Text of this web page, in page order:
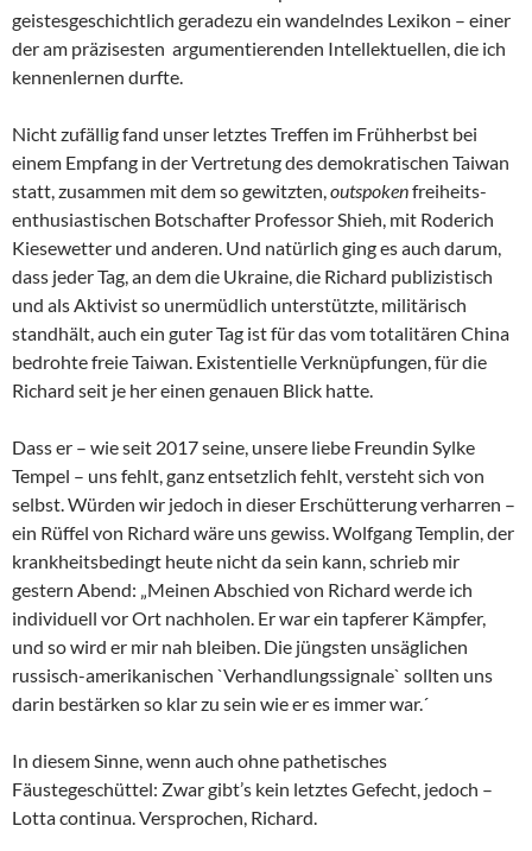
geistesgeschichtlich geradezu ein wandelndes Lexikon – einer
der am präzisesten argumentierenden Intellektuellen, die ich
kennenlernen durfte.
Nicht zufällig fand unser letztes Treffen im Frühherbst bei
einem Empfang in der Vertretung des demokratischen Taiwan
statt, zusammen mit dem so gewitzten,outspokenfreiheits-
enthusiastischen Botschafter Professor Shieh, mit Roderich
Kiesewetter und anderen. Und natürlich ging es auch darum,
dass jeder Tag, an dem die Ukraine, die Richard publizistisch
und als Aktivist so unermüdlich unterstützte, militärisch
standhält, auch ein guter Tag ist für das vom totalitären China
bedrohte freie Taiwan. Existentielle Verknüpfungen, für die
Richard seit je her einen genauen Blick hatte.
Dass er – wie seit 2017 seine, unsere liebe Freundin Sylke
Tempel – uns fehlt, ganz entsetzlich fehlt, versteht sich von
selbst. Würden wir jedoch in dieser Erschütterung verharren –
ein Rüffel von Richard wäre uns gewiss. Wolfgang Templin, der
krankheitsbedingt heute nicht da sein kann, schrieb mir
gestern Abend: „Meinen Abschied von Richard werde ich
individuell vor Ort nachholen. Er war ein tapferer Kämpfer,
und so wird er mir nah bleiben. Die jüngsten unsäglichen
russisch-amerikanischen `Verhandlungssignale` sollten uns
darin bestärken so klar zu sein wie er es immer war.´
In diesem Sinne, wenn auch ohne pathetisches
Fäustegeschüttel: Zwar gibt’s kein letztes Gefecht, jedoch –
Lotta continua. Versprochen, Richard.